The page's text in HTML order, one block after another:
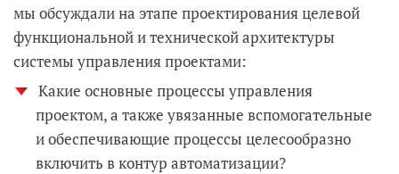
мы обсуждали на этапе проектирования целевой
функциональной и технической архитектуры
системы управления проектами:
Какие основные процессы управления
проектом, а также увязанные вспомогательные
и обеспечивающие процессы целесообразно
включить в контур автоматизации?